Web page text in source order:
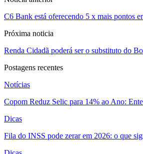
C6 Bank está oferecendo 5 x mais pontos
Próxima noticia
Renda Cidadã poderá ser o substituto do
Postagens recentes
Notícias
Copom Reduz Selic para 14% ao Ano:
Dicas
Fila do INSS pode zerar em 2026: o que